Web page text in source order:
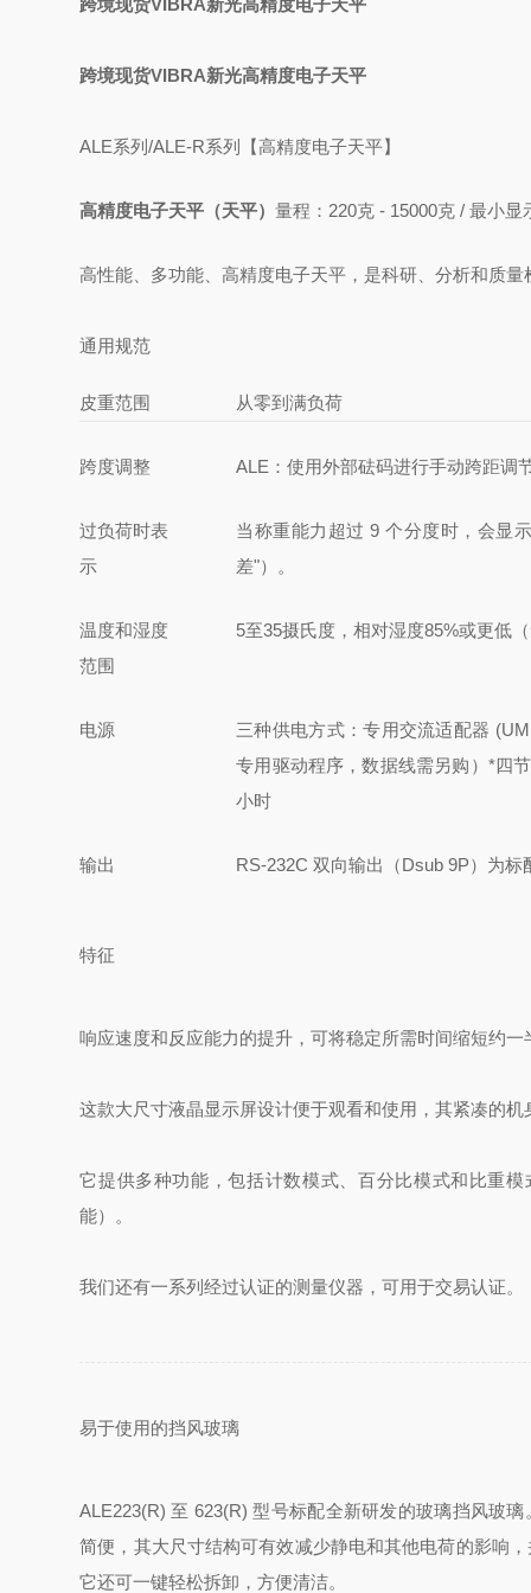
跨境现货VIBRA新光高精度电子天平
跨境现货VIBRA新光高精度电子天平
ALE系列/ALE-R系列【高精度电子天平】
高精度电子天平（天平）量程：220克 - 15000克 / 最小显
高性能、多功能、高精度电子天平， 是科研、分析和质量
通用规范
皮重范围 从零到满负荷
跨度调整 ALE：使用外部砝码进行手动跨距调
过负荷时表
示
当称重能力超过 9 个分度时，会显
差"）。
温度和湿度
范围
5至35摄氏度，相对湿度85%或更低
电源 三种供电方式：专用交流适配器
专用驱动程序，数据线需另购） *四
小时
输出 RS-232C 双向输出（Dsub 9P）为
特征
响应速度和反应能力的提升，可将稳定所需时间缩短约
这款大尺寸液晶显示屏设计便于观看和使用，其紧凑的
它提供多种功能，包括计数模式、百分比模式和比重
能）。
我们还有一系列经过认证的测量仪器，可用于交易认证。
易于使用的挡风玻璃
ALE223(R) 至 623(R) 型号标配全新研发的玻璃挡风玻
简便，其大尺寸结构可有效减少静电和其他电荷的影响
它还可一键轻松拆卸，方便清洁。